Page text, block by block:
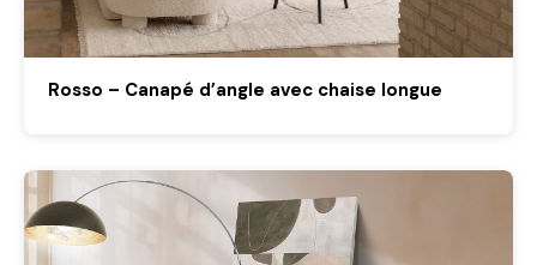
Rosso – Canapé d’angle avec chaise longue